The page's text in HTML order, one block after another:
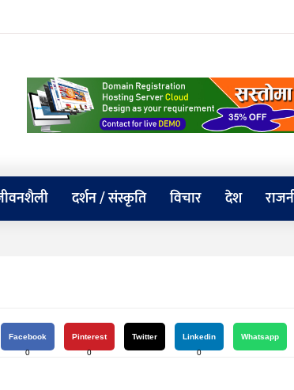
दर्शन / संस्कृति विचार देश
Facebook
0
Pinterest
0
Twitter
Linkedin
0
Whatsapp